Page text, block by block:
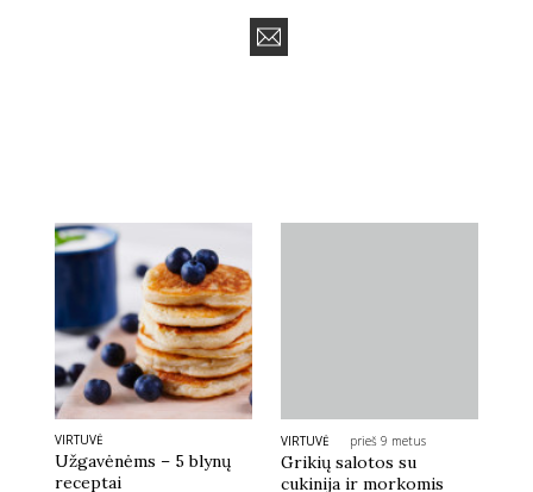
Sekite mus:
Prenumeruodami portalą,
Jūs sutinkate su
taisyklėmis
VIRTUVĖ
Užgavėnėms – 5 blynų
receptai
VIRTUVĖ prieš 9 metus
Grikių salotos su
cukinija ir morkomis